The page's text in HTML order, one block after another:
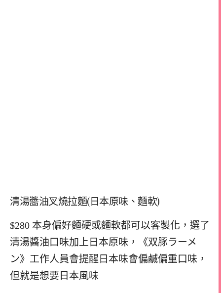
清湯醬油叉燒拉麵(日本原味、麵軟)
$280 本身偏好麵硬或麵軟都可以客製化，選了
清湯醬油口味加上日本原味，《双豚ラーメ
ン》工作人員會提醒日本味會偏鹹偏重口味，
但就是想要日本風味